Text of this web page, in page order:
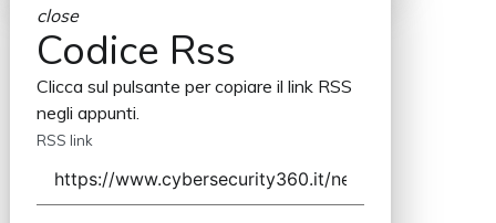
close
Codice Rss
Clicca sul pulsante per copiare il link RSS
negli appunti.
RSS link